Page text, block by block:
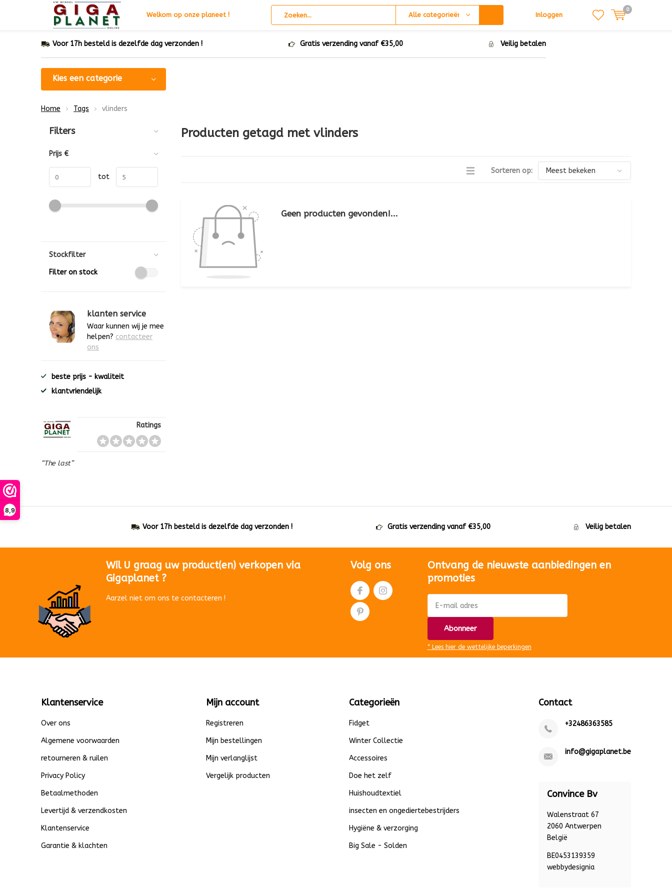
8,9
Welkom op onze planeet ! Alle categorieën Inloggen
0
Voor 17h besteld is dezelfde dag verzonden ! Gratis verzending vanaf €35,00 Veilig betalen
Kies een categorie
Home Tags vlinders
Producten getagd met vlinders
Sorteren op:
Geen producten gevonden!...
Sorteren op:
Filters
Prijs €
tot
Stockfilter
Filter on stock
klanten service
Waar kunnen wij je mee
helpen? contacteer
ons
beste prijs - kwaliteit
klantvriendelijk
Ratings
“The last”
Voor 17h besteld is dezelfde dag verzonden ! Gratis verzending vanaf €35,00 Veilig betalen
Wil U graag uw product(en) verkopen via
Gigaplanet ?
Aarzel niet om ons te contacteren !
Volg ons
Ontvang de nieuwste aanbiedingen en
promoties
Abonneer
* Lees hier de wettelijke beperkingen
Klantenservice
Over ons
Algemene voorwaarden
retourneren & ruilen
Privacy Policy
Betaalmethoden
Levertijd & verzendkosten
Klantenservice
Garantie & klachten
Mijn account
Registreren
Mijn bestellingen
Mijn verlanglijst
Vergelijk producten
Categorieën
Fidget
Winter Collectie
Accessoires
Doe het zelf
Huishoudtextiel
insecten en ongediertebestrijders
Hygiëne & verzorging
Big Sale - Solden
Contact
+32486363585
info@gigaplanet.be
Convince Bv
Walenstraat 67
2060 Antwerpen
België
BE0453139359
webbydesignia